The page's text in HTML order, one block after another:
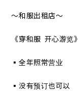
〜和服出租店〜
《穿和服 开心游览》
▪︎全年照常营业
▪︎没有预订也可以